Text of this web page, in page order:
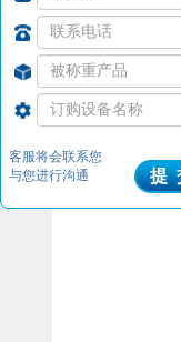
客服将会联系您
与您进行沟通
提